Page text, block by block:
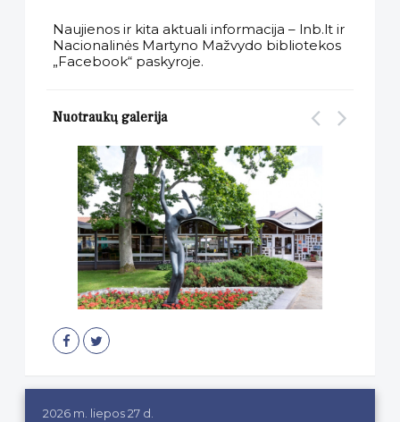
Naujienos ir kita aktuali informacija – lnb.lt ir
Nacionalinės Martyno Mažvydo bibliotekos
„Facebook“ paskyroje.
Nuotraukų galerija
2026 m. liepos 27 d.